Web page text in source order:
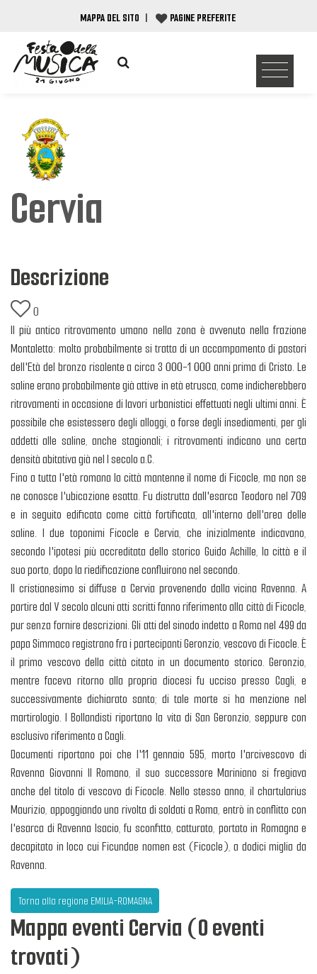
MAPPA DEL SITO | PAGINE PREFERITE
Cervia
Descrizione
0
Il più antico ritrovamento umano nella zona è avvenuto nella frazione
Montaletto: molto probabilmente si tratta di un accampamento di pastori
dell'Età del bronzo risalente a circa 3 000-1 000 anni prima di Cristo. Le
saline erano probabilmente già attive in età etrusca, come indicherebbero
ritrovamenti in occasione di lavori urbanistici effettuati negli ultimi anni. È
possibile che esistessero degli alloggi, o forse degli insediamenti, per gli
addetti alle saline, anche stagionali; i ritrovamenti indicano una certa
densità abitativa già nel I secolo a.C.
Fino a tutta l'età romana la città mantenne il nome di Ficocle, ma non se
ne conosce l'ubicazione esatta. Fu distrutta dall'esarca Teodoro nel 709
e in seguito edificata come città fortificata, all'interno dell'area delle
saline. I due toponimi Ficocle e Cervia, che inizialmente indicavano,
secondo l'ipotesi più accreditata dello storico Guido Achille, la città e il
suo porto, dopo la riedificazione confluirono nel secondo.
Il cristianesimo si diffuse a Cervia provenendo dalla vicina Ravenna. A
partire dal V secolo alcuni atti scritti fanno riferimento alla città di Ficocle,
pur senza fornire descrizioni. Gli atti del sinodo indetto a Roma nel 499 da
papa Simmaco registrano fra i partecipanti Geronzio, vescovo di Ficocle. È
il primo vescovo della città citato in un documento storico. Geronzio,
mentre faceva ritorno alla propria diocesi fu ucciso presso Cagli, e
successivamente dichiarato santo; di tale morte si ha menzione nel
martirologio. I Bollandisti riportano la vita di San Geronzio, seppure con
esclusivo riferimento a Cagli.
Documenti riportano poi che l'11 gennaio 595, morto l'arcivescovo di
Ravenna Giovanni II Romano, il suo successore Mariniano si fregiava
anche del titolo di vescovo di Ficocle. Nello stesso anno, il chartularius
Maurizio, appoggiando una rivolta di soldati a Roma, entrò in conflitto con
l'esarca di Ravenna Isacio, fu sconfitto, catturato, portato in Romagna e
decapitato in loco cui Ficundae nomen est (Ficocle), a dodici miglia da
Ravenna.
Torna alla regione EMILIA-ROMAGNA
Mappa eventi Cervia (0 eventi
trovati)